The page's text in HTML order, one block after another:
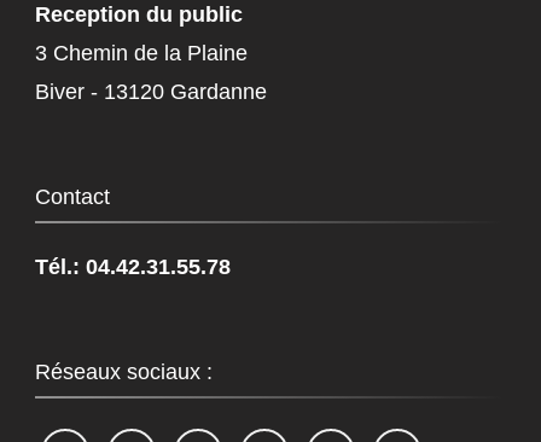
Reception du public
3 Chemin de la Plaine
Biver - 13120 Gardanne
Contact
Tél.: 04.42.31.55.78
Réseaux sociaux :